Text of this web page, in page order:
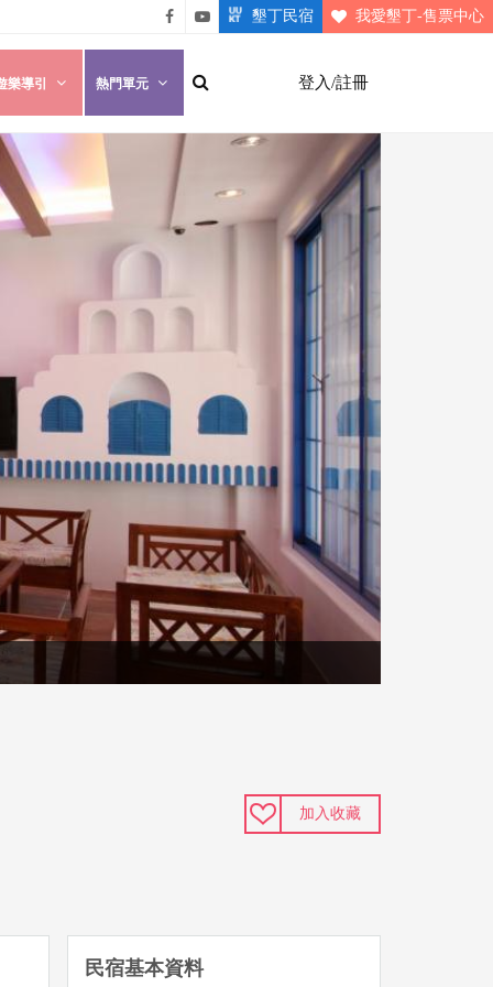
悠遊
墾丁
粉絲
墾丁
墾丁民宿 我愛墾丁-售票中心
登入/註冊
樂導引 熱門單元
加入收藏
民宿基本資料